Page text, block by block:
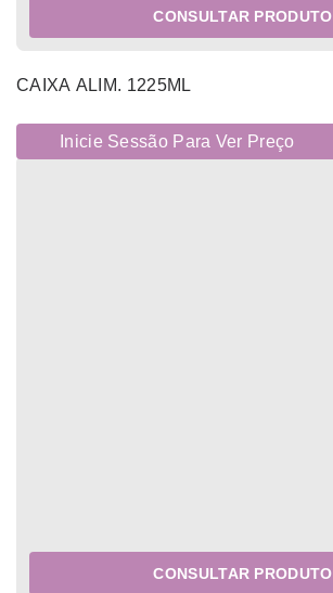
CONSULTAR PRODUTO
CAIXA ALIM. 1225ML
Inicie Sessão Para Ver Preço
CONSULTAR PRODUTO